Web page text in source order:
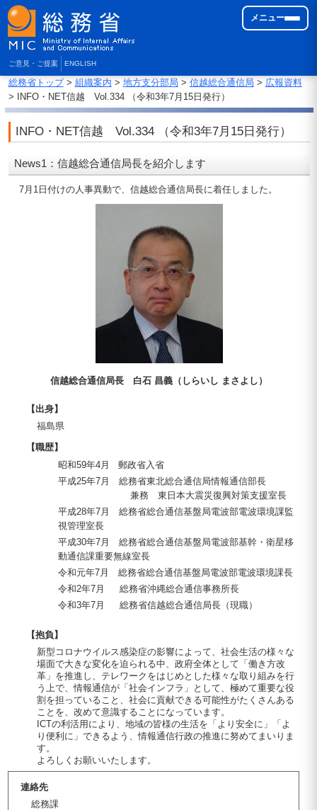
ご意見・ご提案 ENGLISH
メニュー
総務省トップ> 組織案内 > 地方支分部局 > 信越総合通信局 > 広報資料
> INFO・NET信越 Vol.334 （令和3年7月15日発行）
INFO・NET信越 Vol.334 （令和3年7月15日発行）
News1：信越総合通信局長を紹介します
7月1日付けの人事異動で、信越総合通信局長に着任しました。
信越総合通信局長 白石 昌義（しらいし まさよし）
【出身】
福島県
【職歴】
昭和59年4月 郵政省入省
平成25年7月 総務省東北総合通信局情報通信部長
兼務 東日本大震災復興対策支援室長
平成28年7月 総務省総合通信基盤局電波部電波環境課監
視管理室長
平成30年7月 総務省総合通信基盤局電波部基幹・衛星移
動通信課重要無線室長
令和元年7月 総務省総合通信基盤局電波部電波環境課長
令和2年7月 総務省沖縄総合通信事務所長
令和3年7月 総務省信越総合通信局長（現職）
【抱負】
新型コロナウイルス感染症の影響によって、社会生活の様々な
場面で大きな変化を迫られる中、政府全体として「働き方改
革」を推進し、テレワークをはじめとした様々な取り組みを行
う上で、情報通信が「社会インフラ」として、極めて重要な役
割を担っていること、社会に貢献できる可能性がたくさんある
ことを、改めて意識することになっています。
ICTの利活用により、地域の皆様の生活を「より安全に」「よ
り便利に」できるよう、情報通信行政の推進に努めてまいりま
す。
よろしくお願いいたします。
連絡先
総務課